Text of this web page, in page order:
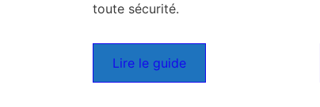
toute sécurité.
Lire le guide